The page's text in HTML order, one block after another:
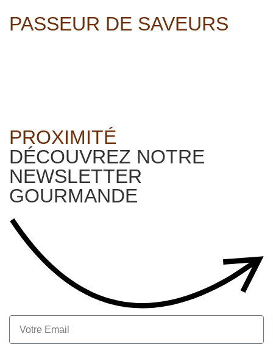
PASSEUR DE SAVEURS
PROXIMITÉ
DÉCOUVREZ NOTRE
NEWSLETTER
GOURMANDE